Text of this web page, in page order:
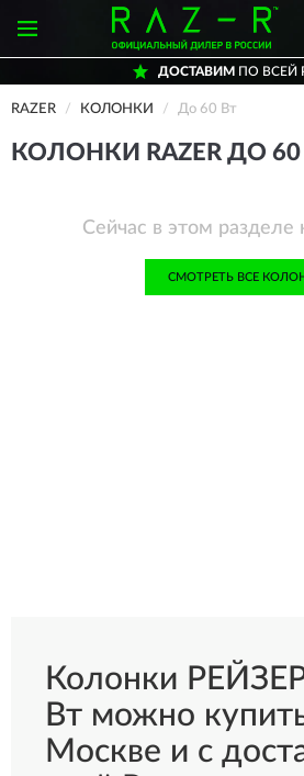
ДОСТАВИМ ПО ВСЕЙ
RAZER КОЛОНКИ До 60 Вт
КОЛОНКИ RAZER ДО 60
Сейчас в этом разделе
СМОТРЕТЬ ВСЕ
Колонки
Вт можно
Москве и с